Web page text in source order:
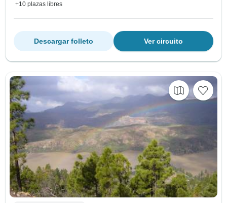
+10 plazas libres
Ver circuito
Descargar folleto